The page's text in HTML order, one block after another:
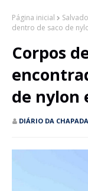
Página inicial
dentro de saco de
Corpos
de nylon
DIÁRIO DA CHAPADA